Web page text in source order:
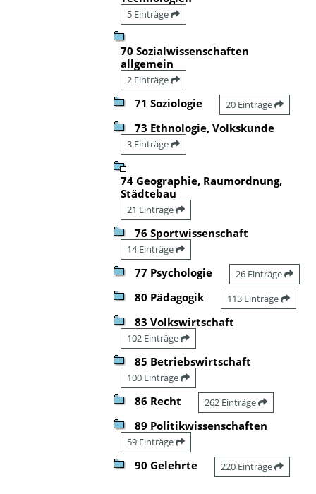
5 Einträge
70 Sozialwissenschaften
allgemein
2 Einträge
71 Soziologie 20 Einträge
73 Ethnologie, Volkskunde
3 Einträge
74 Geographie, Raumordnung,
Städtebau
21 Einträge
76 Sportwissenschaft
14 Einträge
77 Psychologie 26 Einträge
80 Pädagogik 113 Einträge
83 Volkswirtschaft
102 Einträge
85 Betriebswirtschaft
100 Einträge
86 Recht 262 Einträge
89 Politikwissenschaften
59 Einträge
90 Gelehrte 220 Einträge